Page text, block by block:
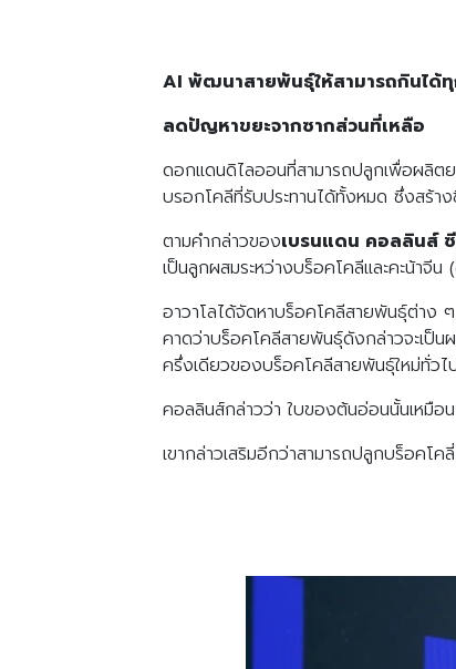
AI พัฒนาสายพันธุ์ให้สามารถกินได้
ลดปัญหาขยะจากซากส่วนที่เหลือ
ดอกแดนดิไลออนที่สามารถปลูกเพื่อผลิตย
บรอกโคลีที่รับประทานได้ทั้งหมด ซึ่งสร้าง
ตามคำกล่าวของเบรนแดน คอลลินส์ ซี
เป็นลูกผสมระหว่างบร็อคโคลีและคะน้าจีน
อาวาโลได้จัดหาบร็อคโคลีสายพันธุ์ต่าง
คาดว่าบร็อคโคลีสายพันธุ์ดังกล่าวจะเป็
ครึ่งเดียวของบร็อคโคลีสายพันธุ์ใหม่ทั่วไ
คอลลินส์กล่าวว่า ใบของต้นอ่อนนั้นเหมื
เขากล่าวเสริมอีกว่าสามารถปลูกบร็อคโ